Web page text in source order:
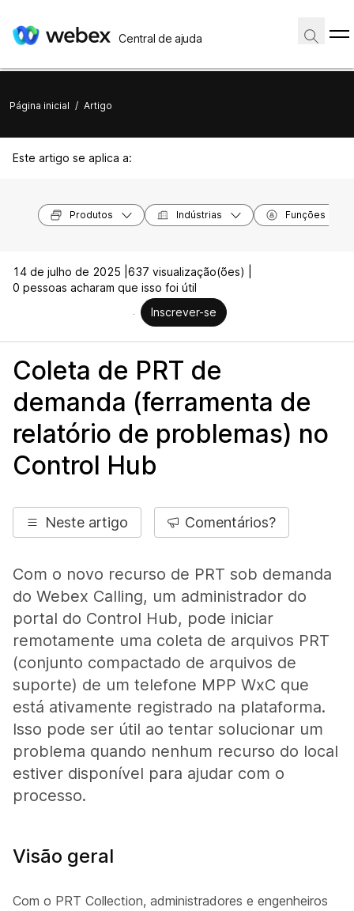
Central de ajuda
Página inicial / Artigo
Este artigo se aplica a:
Produtos Indústrias Funções
14 de julho de 2025 | 637 visualização(ões) |
0 pessoas acharam que isso foi útil
Inscrever-se
Coleta de PRT de
demanda (ferramenta de
relatório de problemas) no
Control Hub
Neste artigo Comentários?
Com o novo recurso de PRT sob demanda
do Webex Calling, um administrador do
portal do Control Hub, pode iniciar
remotamente uma coleta de arquivos PRT
(conjunto compactado de arquivos de
suporte) de um telefone MPP WxC que
está ativamente registrado na plataforma.
Isso pode ser útil ao tentar solucionar um
problema quando nenhum recurso do local
estiver disponível para ajudar com o
processo.
Visão geral
Com o PRT Collection, administradores e engenheiros